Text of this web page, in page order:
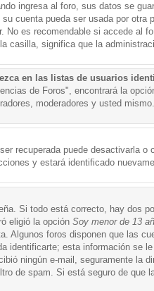
ingresa al foro, sus datos se
cuenta pueda ser usada por otra
No es recomendable si accede al
casilla, significa que la
en las listas de usuarios
de Foros", encontrará la
moderadores y usted
recuperada puede desactivarla
y estará identificado
Si todo está correcto, hay dos
eligió la opción Soy menor de 13
Algunos foros disponen que las
identificarte; esta información se
ningún e-mail, seguramente la
de spam. Si está seguro de que